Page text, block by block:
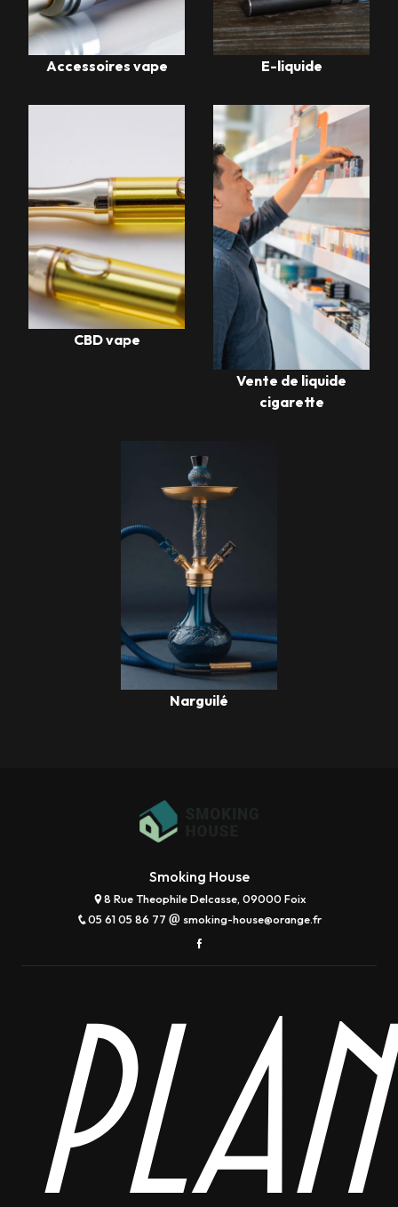
Accessoires vape E-liquide
CBD vape
Vente de liquide
cigarette
Narguilé
Smoking House
8 Rue Theophile Delcasse, 09000 Foix
05 61 05 86 77
smoking-house@orange.fr
Plan